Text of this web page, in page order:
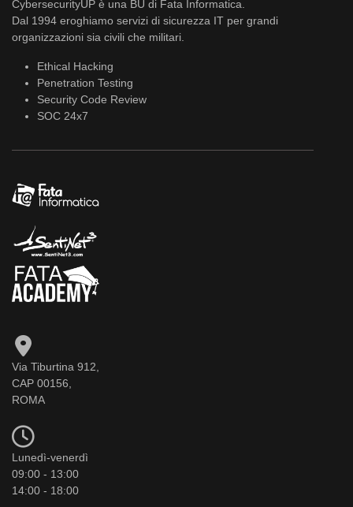
CybersecurityUP è una BU di Fata Informatica.
Dal 1994 eroghiamo servizi di sicurezza IT per grandi
organizzazioni sia civili che militari.
Ethical Hacking
Penetration Testing
Security Code Review
SOC 24x7
Via Tiburtina 912,
CAP 00156,
ROMA
Lunedì-venerdì
09:00 - 13:00
14:00 - 18:00